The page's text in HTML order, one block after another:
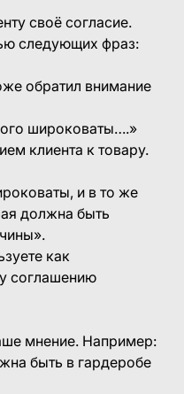
своё согласие.
следующих фраз:
обратил внимание
широковаты….»
клиента к товару.
и в то же
должна быть
как
соглашению
мнение. Например:
быть в гардеробе